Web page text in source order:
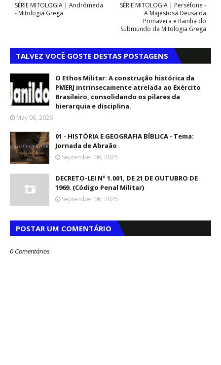
SÉRIE MITOLOGIA | Perséfone -
A Majestosa Deusa da
Primavera e Rainha do
Submundo da Mitologia Grega
SÉRIE MITOLOGIA | Andrômeda
- Mitologia Grega
TALVEZ VOCÊ GOSTE DESTAS POSTAGENS
O Ethos Militar: A construção histórica da
PMERJ intrinsecamente atrelada ao Exército
Brasileiro, consolidando os pilares da
hierarquia e disciplina.
May 06, 2026
01 - HISTÓRIA E GEOGRAFIA BÍBLICA - Tema:
Jornada de Abraão
September 06, 2025
DECRETO-LEI Nº 1.001, DE 21 DE OUTUBRO DE
1969. (Código Penal Militar)
September 06, 2025
POSTAR UM COMENTÁRIO
0 Comentários